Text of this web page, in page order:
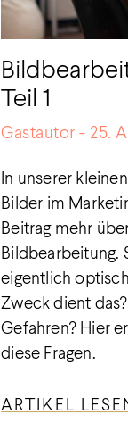
Teil 1
Gastautor 25.
In unserer
Bilder im
Beitrag mehr
Bildbearbeitung.
eigentlich
Zweck dient
Gefahren? Hier
diese Fragen.
ARTIKEL